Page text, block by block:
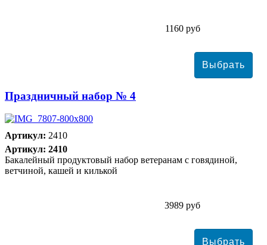
1160 руб
Праздничный набор № 4
Артикул: 2410
Артикул: 2410
Бакалейный продуктовый набор ветеранам с говядиной,
ветчиной, кашей и килькой
3989 руб